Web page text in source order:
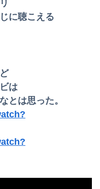
に聴こえる
は
とは思った。